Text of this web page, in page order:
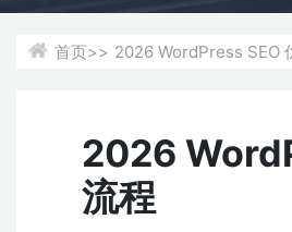
首页>> 2026 WordPress SEO
2026
流程